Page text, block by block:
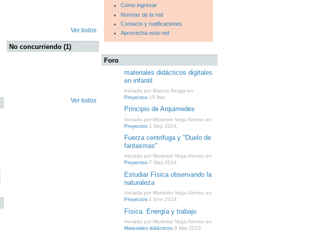
Ver todos
No concurriendo (1)
Ver todos
Cómo ingresar
Normas de la red
Contacto y notificaciones
Aprovecha esta red
Foro
materiales didácticos digitales
en infantil
Iniciada por Blanca Besga en
Proyectos 15 Mar.
Principio de Arquimedes
Iniciada por Modesto Vega Alonso en
Proyectos 1 Sep 2024.
Fuerza centrifuga y "Duelo de
fantasmas"
Iniciada por Modesto Vega Alonso en
Proyectos 7 May 2024.
Estudiar Física observando la
naturaleza
Iniciada por Modesto Vega Alonso en
Proyectos 1 Ene 2024.
Física. Energía y trabajo
Iniciada por Modesto Vega Alonso en
Materiales didácticos 8 Mar 2023.